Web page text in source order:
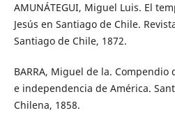
AMUNÁTEGUI, Miguel Luis. El
Jesús en Santiago de Chile.
Santiago de Chile, 1872.
BARRA, Miguel de la.
e independencia de América.
Chilena, 1858.